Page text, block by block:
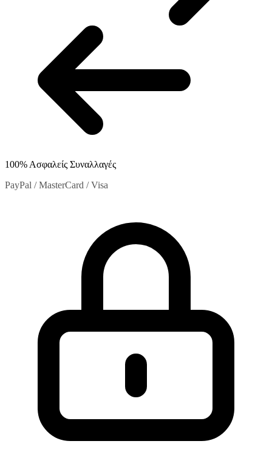
100% Ασφαλείς Συναλλαγές
PayPal / MasterCard / Visa